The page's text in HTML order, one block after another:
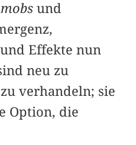
und
Effekte nun
neu zu
verhandeln; sie
Option, die